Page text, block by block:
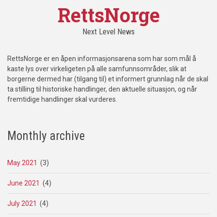
RettsNorge
Next Level News
RettsNorge er en åpen informasjonsarena som har som mål å
kaste lys over virkeligeten på alle samfunnsområder, slik at
borgerne dermed har (tilgang til) et informert grunnlag når de skal
ta stilling til historiske handlinger, den aktuelle situasjon, og når
fremtidige handlinger skal vurderes.
Monthly archive
May 2021 (3)
June 2021 (4)
July 2021 (4)